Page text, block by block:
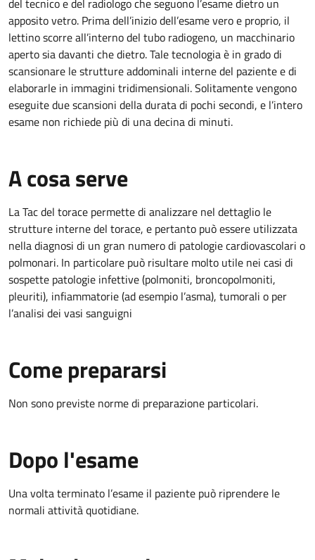
del tecnico e del radiologo che seguono l’esame dietro un
apposito vetro. Prima dell’inizio dell’esame vero e proprio, il
lettino scorre all’interno del tubo radiogeno, un macchinario
aperto sia davanti che dietro. Tale tecnologia è in grado di
scansionare le strutture addominali interne del paziente e di
elaborarle in immagini tridimensionali. Solitamente vengono
eseguite due scansioni della durata di pochi secondi, e l’intero
esame non richiede più di una decina di minuti.
A cosa serve
La Tac del torace permette di analizzare nel dettaglio le
strutture interne del torace, e pertanto può essere utilizzata
nella diagnosi di un gran numero di patologie cardiovascolari o
polmonari. In particolare può risultare molto utile nei casi di
sospette patologie infettive (polmoniti, broncopolmoniti,
pleuriti), infiammatorie (ad esempio l’asma), tumorali o per
l’analisi dei vasi sanguigni
Come prepararsi
Non sono previste norme di preparazione particolari.
Dopo l'esame
Una volta terminato l’esame il paziente può riprendere le
normali attività quotidiane.